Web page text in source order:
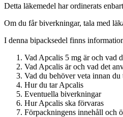
Detta läkemedel har ordinerats
Om du får biverkningar, tala med
I denna bipacksedel finns
Vad Apcalis 5 mg är och vad
Vad Apcalis är och vad det
Vad du behöver veta innan du
Hur du tar Apcalis
Eventuella biverkningar
Hur Apcalis ska förvaras
Förpackningens innehåll och